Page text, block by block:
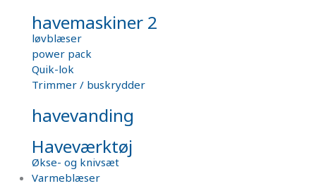
havemaskiner 2
løvblæser
power pack
Quik-lok
Trimmer / buskrydder
havevanding
Haveværktøj
Økse- og knivsæt
Varmeblæser